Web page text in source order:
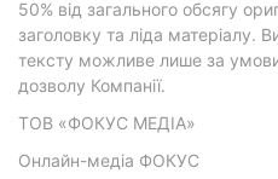
50% від загального обсягу
заголовку та ліда матеріалу.
тексту можливе лише за
дозволу Компанії.
ТОВ «ФОКУС МЕДІА»
Онлайн-медіа ФОКУС